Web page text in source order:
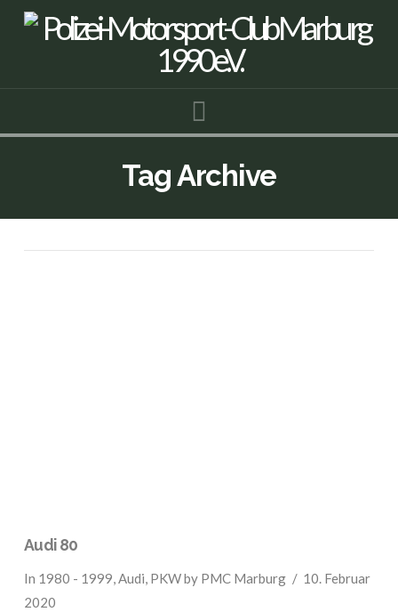
Tag Archive
Audi 80
In 1980 - 1999,Audi, PKWby PMC Marburg
10. Februar
2020